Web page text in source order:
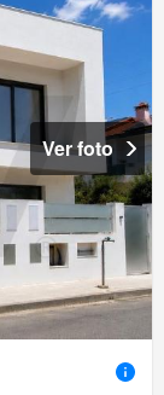
Ver foto